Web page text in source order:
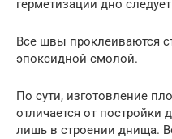
герметизации дно
Все швы проклеиваются
эпоксидной смолой.
По сути, изготовление
отличается от постройки
лишь в строении днища.